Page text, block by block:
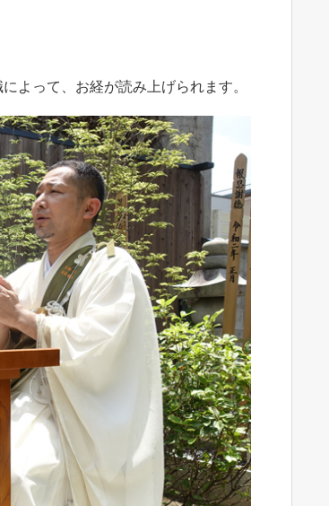
よって、お経が読み上げられます。